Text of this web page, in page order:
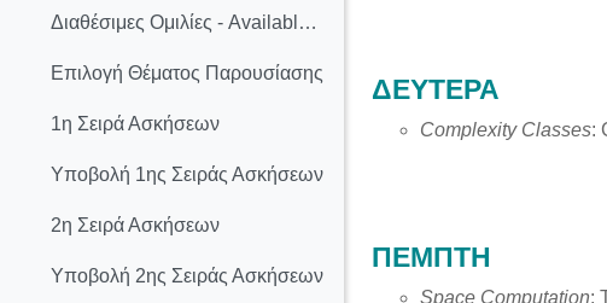
Διαθέσιμες Ομιλίες - Available Presentation Topics
Επιλογή Θέματος Παρουσίασης
1η Σειρά Ασκήσεων
Υποβολή 1ης Σειράς Ασκήσεων
2η Σειρά Ασκήσεων
Υποβολή 2ης Σειράς Ασκήσεων
ΔΕΥΤΕΡΑ
Complexity Classes:
ΠΕΜΠΤΗ
Space Computation: